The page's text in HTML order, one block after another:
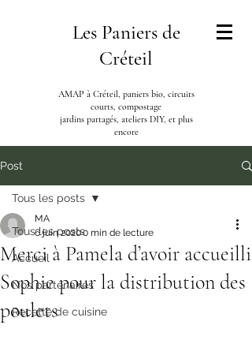
Les Paniers de
Créteil
AMAP à Créteil, paniers bio, circuits
courts, compostage
jardins partagés, ateliers DIY, et plus
encore
Post
Tous les posts
Accueil
Nos partenaires
Recette de cuisine
Tous les posts
Merci à Pamela d’avoir accueilli
Sophie pour la distribution des
poulets
MA
6 juin 20200 min de lecture